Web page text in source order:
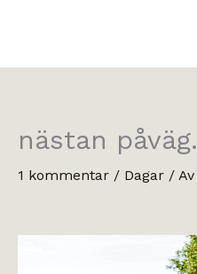
nästan påväg.
1 kommentar / Dagar / Av